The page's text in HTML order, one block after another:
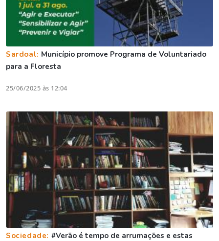
Sardoal: Município promove Programa de Voluntariado
para a Floresta
25/06/2025 às 12:04
Sociedade: #Verão é tempo de arrumações e estas